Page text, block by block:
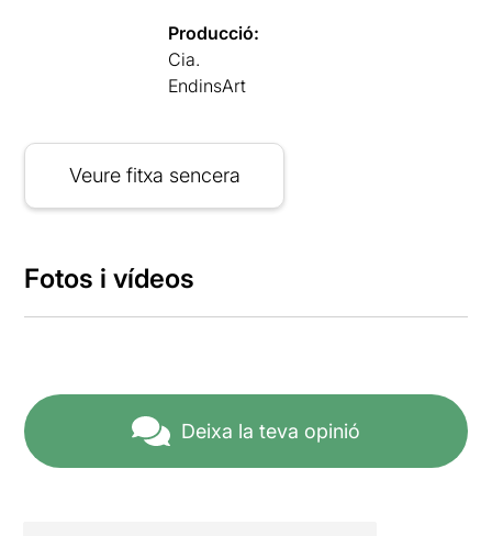
Producció:
Cia.
EndinsArt
Veure fitxa sencera
Fotos i vídeos
Deixa la teva opinió